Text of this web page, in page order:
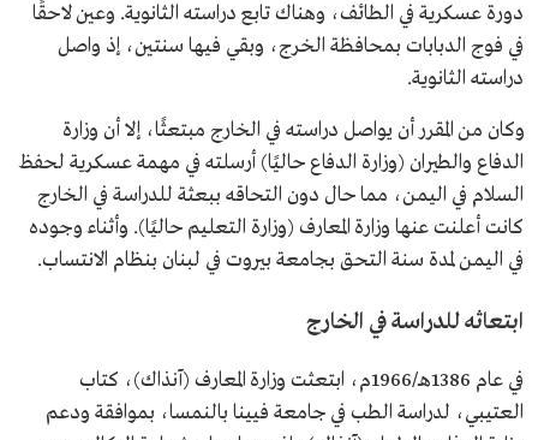
دورة عسكرية في الطائف، وهناك تابع دراسته الثانوية. وعين لاحقًا
في فوج الدبابات بمحافظة الخرج، وبقي فيها سنتين، إذ واصل
دراسته الثانوية.
وكان من المقرر أن يواصل دراسته في الخارج مبتعثًا، إلا أن وزارة
الدفاع والطيران (وزارة الدفاع حاليًا) أرسلته في مهمة عسكرية لحفظ
السلام في اليمن، مما حال دون التحاقه ببعثة للدراسة في الخارج
كانت أعلنت عنها وزارة المعارف (وزارة التعليم حاليًا). وأثناء وجوده
في اليمن لمدة سنة التحق بجامعة بيروت في لبنان بنظام الانتساب.
ابتعاثه للدراسة في الخارج
في عام 1386هـ/1966م، ابتعثت وزارة المعارف (آنذاك)، كتاب
العتيبي، لدراسة الطب في جامعة فيينا بالنمسا، بموافقة ودعم